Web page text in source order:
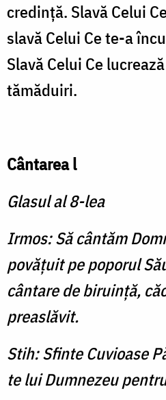
credinţă. Slavă Celui
slavă Celui Ce te-a
Slavă Celui Ce
tămăduiri.
Cântarea l
Glasul al 8-lea
Irmos: Să cântăm
povăţuit pe poporul
cântare de biruinţă,
preaslăvit.
Stih: Sfinte Cuvioase
te lui Dumnezeu